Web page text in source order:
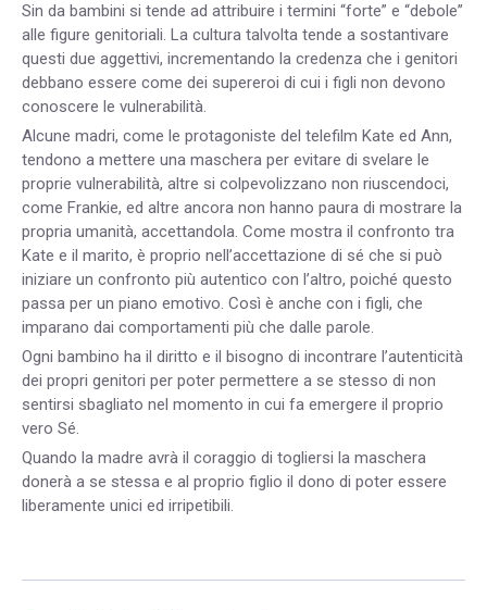
Sin da bambini si tende ad attribuire i termini “forte” e “debole”
alle figure genitoriali. La cultura talvolta tende a sostantivare
questi due aggettivi, incrementando la credenza che i genitori
debbano essere come dei supereroi di cui i figli non devono
conoscere le vulnerabilità.
Alcune madri, come le protagoniste del telefilm Kate ed Ann,
tendono a mettere una maschera per evitare di svelare le
proprie vulnerabilità, altre si colpevolizzano non riuscendoci,
come Frankie, ed altre ancora non hanno paura di mostrare la
propria umanità, accettandola. Come mostra il confronto tra
Kate e il marito, è proprio nell’accettazione di sé che si può
iniziare un confronto più autentico con l’altro, poiché questo
passa per un piano emotivo. Così è anche con i figli, che
imparano dai comportamenti più che dalle parole.
Ogni bambino ha il diritto e il bisogno di incontrare l’autenticità
dei propri genitori per poter permettere a se stesso di non
sentirsi sbagliato nel momento in cui fa emergere il proprio
vero Sé.
Quando la madre avrà il coraggio di togliersi la maschera
donerà a se stessa e al proprio figlio il dono di poter essere
liberamente unici ed irripetibili.